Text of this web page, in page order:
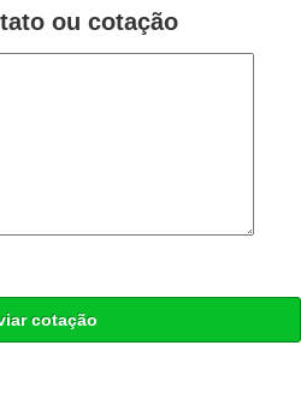
ou cotação
cotação